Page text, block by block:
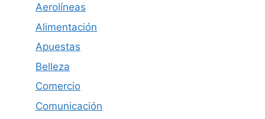
Aerolíneas
Alimentación
Apuestas
Belleza
Comercio
Comunicación